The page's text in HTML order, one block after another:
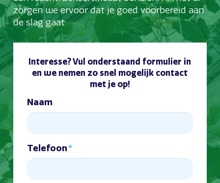
zorgen we ervoor dat je goed voorbereid aan
de slag gaat
Interesse? Vul onderstaand formulier in
en we nemen zo snel mogelijk contact
met je op!
Naam
Telefoon*